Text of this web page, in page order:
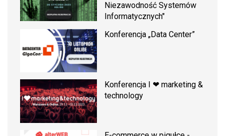
Niezawodność Systemów
Informatycznych"
Konferencja „Data Center”
Konferencja I ❤ marketing &
technology